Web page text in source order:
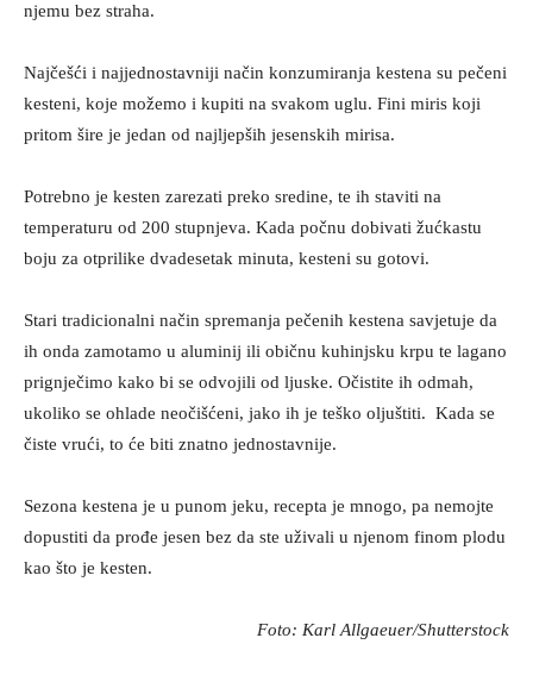
njemu bez straha.
Najčešći i najjednostavniji način konzumiranja kestena su pečeni
kesteni, koje možemo i kupiti na svakom uglu. Fini miris koji
pritom šire je jedan od najljepših jesenskih mirisa.
Potrebno je kesten zarezati preko sredine, te ih staviti na
temperaturu od 200 stupnjeva. Kada počnu dobivati žućkastu
boju za otprilike dvadesetak minuta, kesteni su gotovi.
Stari tradicionalni način spremanja pečenih kestena savjetuje da
ih onda zamotamo u aluminij ili običnu kuhinjsku krpu te lagano
prignječimo kako bi se odvojili od ljuske. Očistite ih odmah,
ukoliko se ohlade neočišćeni, jako ih je teško oljuštiti. Kada se
čiste vrući, to će biti znatno jednostavnije.
Sezona kestena je u punom jeku, recepta je mnogo, pa nemojte
dopustiti da prođe jesen bez da ste uživali u njenom finom plodu
kao što je kesten.
Foto: Karl Allgaeuer/Shutterstock